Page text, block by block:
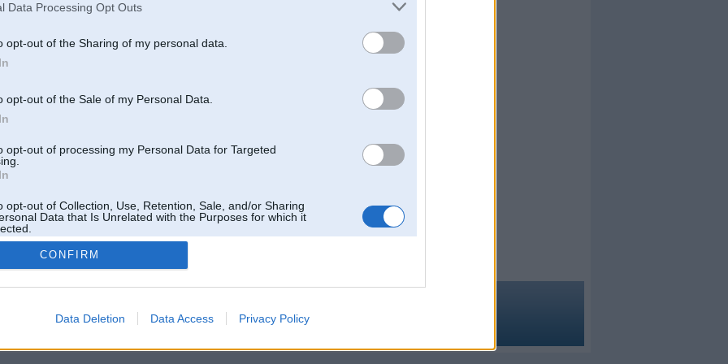
Data Processing Opt Outs
opt-out of the Sharing of my personal data.
opt-out of the Sale of my Personal Data.
opt-out of processing my Personal Data for Targeted
opt-out of Collection, Use, Retention, Sale, and/or Sharing
Data that Is Unrelated with the Purposes for which it
CONFIRM
Data Deletion Data Access Privacy Policy
jauda sasniegs 500 zirgspēku, bet maksimālais griezes moments – 700 Nm. No vietas
sasniegs aptuveni 300 km/h. Līdz ar to šis modelis pilnībā spēs konkurēt ar jauno 500
arī pārnesumkārba, automobiļa balstiekārta, kā arī bremžu sistēma. Ārēji „Alpina
Tikai reģistrēti lietotāji drīkst pievienot komentārus
un nav saistīts ar
Galvena Forums| Galerijas Reģistrācija | Lietotaāji |Meklētājs